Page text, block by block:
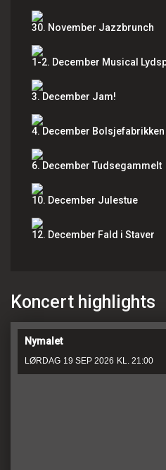
30. November Jazzbrunch
1-2. December Musical
3. December Jam!
4. December Bolsjefabrikken
6. December Tudsegammelt
10. December Julestue
12. December Fald i Staver
Koncert highlights
Nymalet
LØRDAG 19 SEP 2026 KL. 21:00